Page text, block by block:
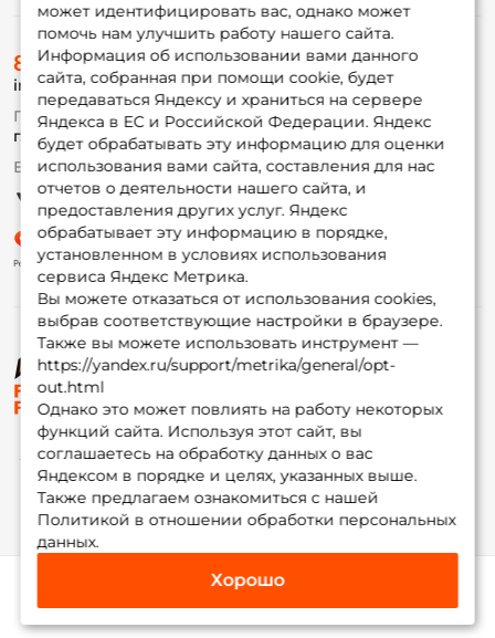
Каталог Избранное Корзина Инфо Мой Fox
может идентифицировать вас, однако может
помочь нам улучшить работу нашего сайта.
Информация об использовании вами данного
сайта, собранная при помощи cookie, будет
передаваться Яндексу и храниться на сервере
Яндекса в ЕС и Российской Федерации. Яндекс
будет обрабатывать эту информацию для оценки
использования вами сайта, составления для нас
отчетов о деятельности нашего сайта, и
предоставления других услуг. Яндекс
обрабатывает эту информацию в порядке,
установленном в условиях использования
сервиса Яндекс Метрика.
Вы можете отказаться от использования cookies,
выбрав соответствующие настройки в браузере.
Также вы можете использовать инструмент —
https://yandex.ru/support/metrika/general/opt-
out.html
Однако это может повлиять на работу некоторых
функций сайта. Используя этот сайт, вы
соглашаетесь на обработку данных о вас
Яндексом в порядке и целях, указанных выше.
Также предлагаем ознакомиться с нашей
Политикой в отношении обработки персональных
данных.
Хорошо
© ФоксФишинг, 2009-2026
О магазине
Доставка
Оплата
Fox-bonus
Гуру
Партнерская программа
8 (495) 532-77-88
info@foxfishing.ru
По вопросам с заказом
г. Москва, ул. Плеханова д.7
Ежедневно 10:00 до 20:00